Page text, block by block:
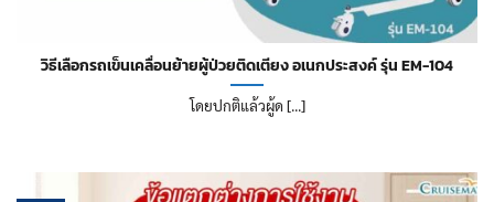
วิธีเลือกรถเข็นเคลื่อนย้ายผู้ป่วยติดเตียง อเนกประสงค์ รุ่น EM-104
โดยปกติแล้วผู้ด [...]